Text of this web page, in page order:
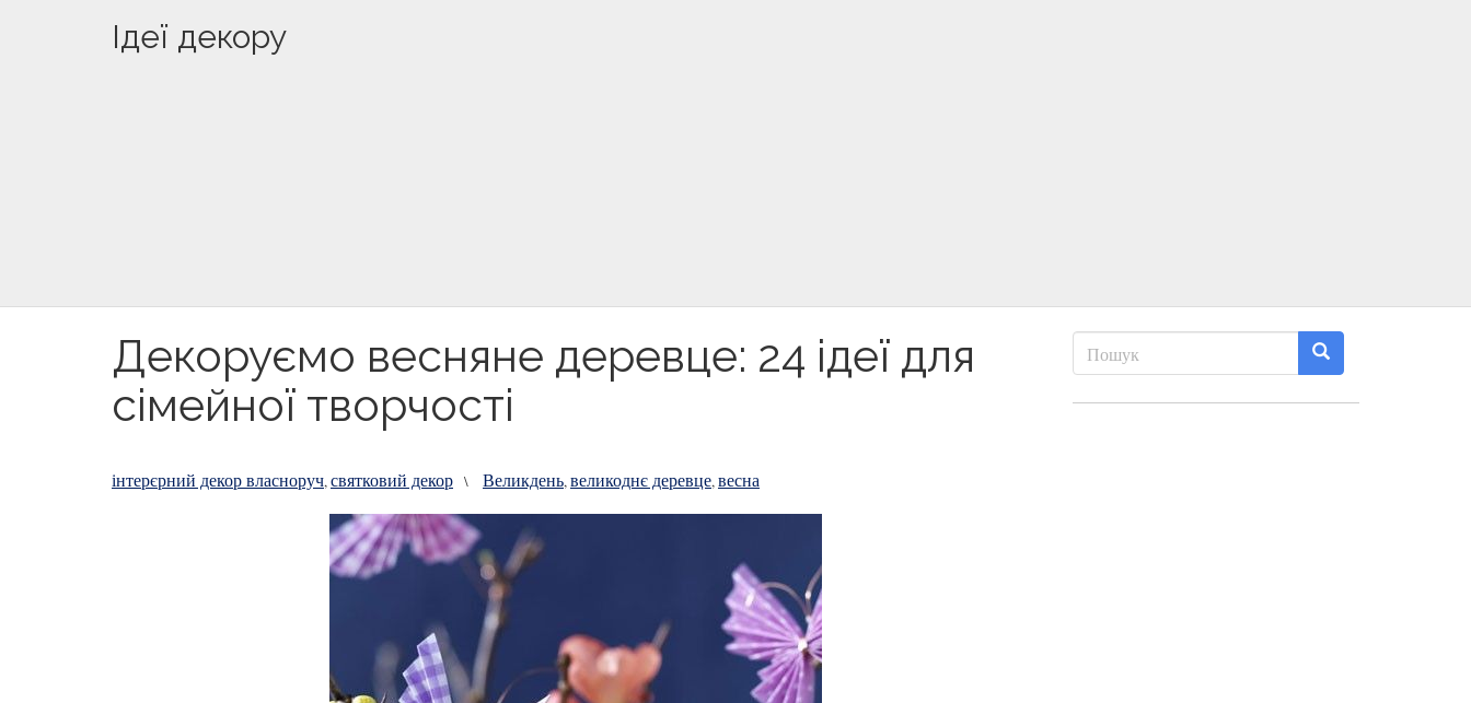
Ідеї декору
Декоруємо весняне деревце: 24 ідеї для
сімейної творчості
інтерєрний декор власноруч,святковий декор \ Великдень,великоднє деревце,весна